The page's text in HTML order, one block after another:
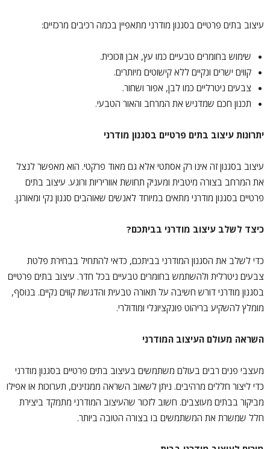
עיצוב בתים פרטיים בסגנון מודרני מתאפיין בכמה רכיבים מרכזיים:
שימוש בחומרים טבעיים כמו עץ, אבן וזכוכית.
קווים ישרים ונקיים ללא קישוטים מיותרים.
צבעים ניטרליים כמו לבן, אפור ושחור.
תכנון חכם שמדגיש את המרחב והאור הטבעי.
יתרונות עיצוב בתים פרטיים בסגנון מודרני
עיצוב בסגנון זה אינו רק אסתטי אלא גם מאוד פרקטי. הוא מאפשר לנצל
את המרחב בצורה מיטבית ומעניק תחושת אווריריות ורוגע. עיצוב בתים
פרטיים בסגנון מודרני מתאים במיוחד לאנשים שאוהבים סגנון נקי ומאורגן.
כיצד לשלב עיצוב מודרני בביתכם?
כדי לשלב את הסגנון המודרני בביתכם, כדאי להתחיל בבחירת פלטת
צבעים ניטרלית ולהשתמש בחומרים טבעיים בכל חדר. עיצוב בתים פרטיים
בסגנון מודרני דורש חשיבה על תאורה טבעית והדגשת קווים נקיים. בנוסף,
מומלץ להשקיע בריהוט פונקציונלי ומודולרי.
השראה מעולם העיצוב המודרני
מעצבי פנים רבים בעולם משתמשים בעיצוב בתים פרטיים בסגנון מודרני
כדי ליצור חללים מרהיבים. ניתן לשאוב השראה ממגזינים, תערוכות או אפילו
מביקור בבתים מעוצבים. חשוב לזכור שהעיצוב המודרני מתמקד ביצירת
חלל שמשרת את המשתמשים בו בצורה הטובה ביותר.